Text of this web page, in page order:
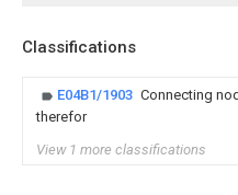
Classifications
E04B1/1903 Connecting
therefor
View 1 more classifications